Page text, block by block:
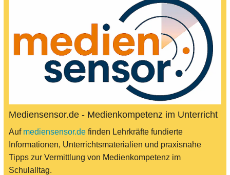
Mediensensor.de - Medienkompetenz im Unterricht
Auf mediensensor.de finden Lehrkräfte fundierte
Informationen, Unterrichtsmaterialien und praxisnahe
Tipps zur Vermittlung von Medienkompetenz im
Schulalltag.